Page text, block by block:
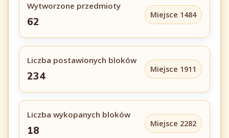
Wytworzone przedmioty
62
Miejsce 1484
Liczba postawionych bloków
234
Miejsce 1911
Liczba wykopanych bloków
18
Miejsce 2282